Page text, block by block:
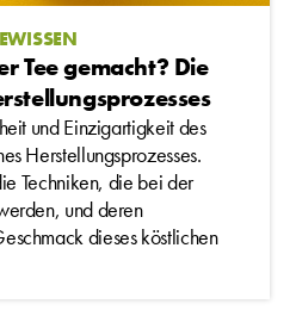
Tee gemacht? Die
und Einzigartigkeit des
Herstellungsprozesses.
Techniken, die bei der
und deren
dieses köstlichen